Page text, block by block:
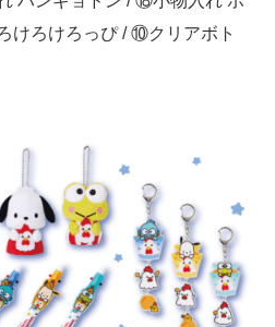
けろけろっぴ / ⑩クリアボト